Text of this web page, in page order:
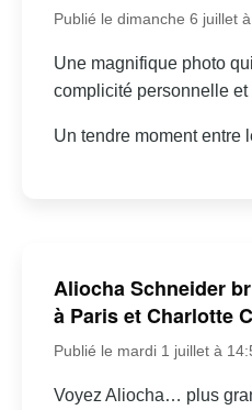
Publié le dimanche 6 juillet
Une magnifique photo
complicité personnelle
Un tendre moment entre
Aliocha Schneider
à Paris et Charlotte
Publié le mardi 1 juillet à
Voyez Aliocha… plus